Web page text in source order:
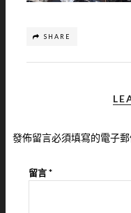
SHARE
發佈留言必須填寫的電子
留言*